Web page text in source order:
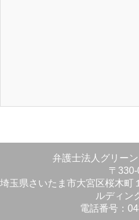
弁護士法人グリー
〒
埼玉県さいたま市大宮区桜木町
ルディン
電話番号：